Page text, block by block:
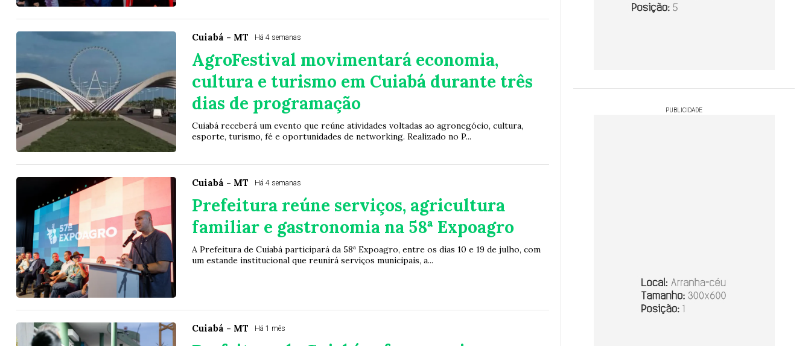
Cuiabá - MT Há 4 semanas
AgroFestival movimentará economia,
cultura e turismo em Cuiabá durante três
dias de programação
Cuiabá receberá um evento que reúne atividades voltadas ao agronegócio, cultura,
esporte, turismo, fé e oportunidades de networking. Realizado no P...
Cuiabá - MT Há 4 semanas
Prefeitura reúne serviços, agricultura
familiar e gastronomia na 58ª Expoagro
A Prefeitura de Cuiabá participará da 58ª Expoagro, entre os dias 10 e 19 de julho, com
um estande institucional que reunirá serviços municipais, a...
Cuiabá - MT Há 1 mês
PUBLICIDADE